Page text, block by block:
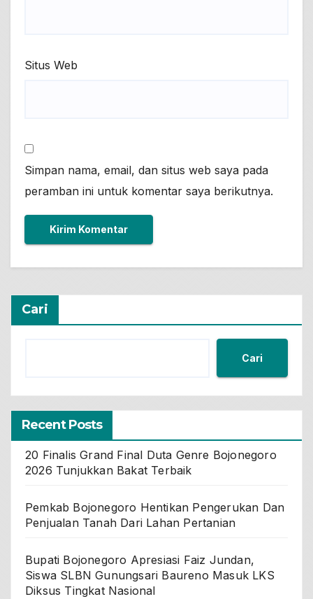
Situs Web
Simpan nama, email, dan situs web saya pada
peramban ini untuk komentar saya berikutnya.
Cari
Cari
Recent Posts
20 Finalis Grand Final Duta Genre Bojonegoro
2026 Tunjukkan Bakat Terbaik
Pemkab Bojonegoro Hentikan Pengerukan Dan
Penjualan Tanah Dari Lahan Pertanian
Bupati Bojonegoro Apresiasi Faiz Jundan,
Siswa SLBN Gunungsari Baureno Masuk LKS
Diksus Tingkat Nasional